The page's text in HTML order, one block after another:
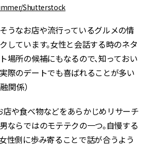
Shutterstock
うなお店や流行っているグルメの情
しています。女性と会話する時のネタ
場所の候補にもなるので、知っておい
際のデートでも喜ばれることが多い
関係）
や食べ物などをあらかじめリサーチ
ならではのモテテクの一つ。自慢する
性側に歩み寄ることで話が合うよう